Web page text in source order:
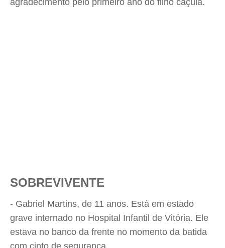
agradecimento pelo primeiro ano do filho caçula.
SOBREVIVENTE
- Gabriel Martins, de 11 anos. Está em estado
grave internado no Hospital Infantil de Vitória. Ele
estava no banco da frente no momento da batida
com cinto de segurança.